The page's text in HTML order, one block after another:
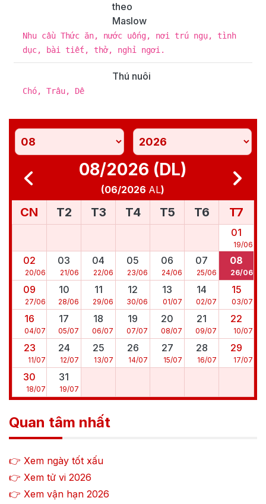
theo
Maslow
Nhu cầu Thức ăn, nước uống, nơi trú ngụ, tình
dục, bài tiết, thở, nghỉ ngơi.
Thú nuôi
Chó, Trâu, Dê
08/2026 (DL)
(06/2026 AL)
CN T2 T3 T4 T5 T6 T7
01
19/06
02
20/06
03
21/06
04
22/06
05
23/06
06
24/06
07
25/06
08
26/06
09
27/06
10
28/06
11
29/06
12
30/06
13
01/07
14
02/07
15
03/07
16
04/07
17
05/07
18
06/07
19
07/07
20
08/07
21
09/07
22
10/07
23
11/07
24
12/07
25
13/07
26
14/07
27
15/07
28
16/07
29
17/07
30
18/07
31
19/07
Quan tâm nhất
👉 Xem ngày tốt xấu
👉 Xem tử vi 2026
👉 Xem vận hạn 2026